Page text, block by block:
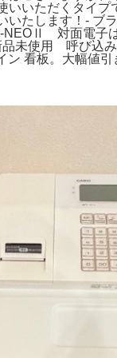
いいただくタイ
いたします！- ブ
対面電子は
品未使用 呼び
ン 看板。大幅